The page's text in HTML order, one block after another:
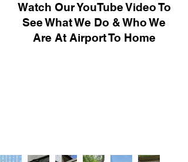
Watch Our YouTube Video To
See What We Do & Who We
Are At Airport To Home